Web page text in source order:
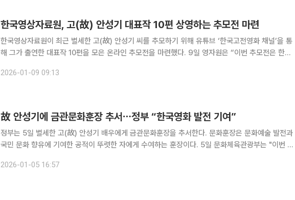
한국영상자료원, 고(故) 안성기 대표작 10편 상영하는 추모전 마련
한국영상자료원이 최근 별세한 고(故) 안성기 씨를 추모하기 위해 유튜브 ‘한국고전영화 채널’을 통
해 그가 출연한 대표작 10편을 모은 온라인 추모전을 마련했다. 9일 영자원은 “이번 추모전은 한국
2026-01-09 09:13
故 안성기에 금관문화훈장 추서⋯정부 “한국영화 발전 기여”
정부는 5일 별세한 고(故) 안성기 배우에게 금관문화훈장을 추서한다. 문화훈장은 문화예술 발전과
국민 문화 향유에 기여한 공적이 뚜렷한 자에게 수여하는 훈장이다. 5일 문화체육관광부는 "이번 금
년 보관문화훈장, 2013년 은관문화훈장에 이어 수여되는 세 번
2026-01-05 16:57